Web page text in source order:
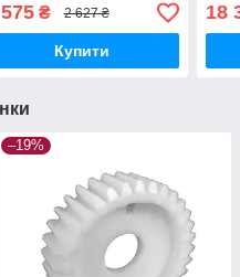
₴ 2 627 ₴
Купити
18
–19%